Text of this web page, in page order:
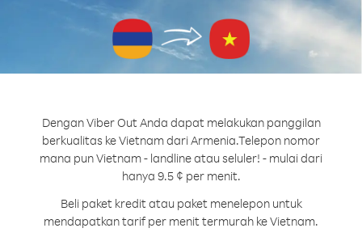
Dengan Viber Out Anda dapat melakukan panggilan
berkualitas ke Vietnam dari Armenia.Telepon nomor
mana pun Vietnam - landline atau seluler! - mulai dari
hanya 9.5 ¢ per menit.
Beli paket kredit atau paket menelepon untuk
mendapatkan tarif per menit termurah ke Vietnam.